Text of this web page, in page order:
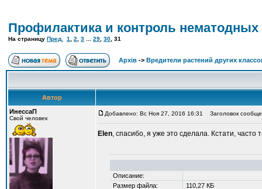
Профилактика и контроль нематодных
На страницу Пред. 1 2 3 29 30 31
Архів -> Вредители растений других
Автор
ИнессаП
Свой человек
Добавлено: Вс Ноя 27, 2016 16:31 Заголовок
Elen, спасибо, я уже это сделала. Кстати, часто
Описание:
Размер файла:
110,27 КБ